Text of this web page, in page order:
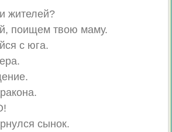
жителей?
поищем твою маму.
с юга.
сынок.